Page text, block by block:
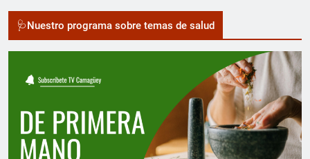
🩺Nuestro programa sobre temas de salud